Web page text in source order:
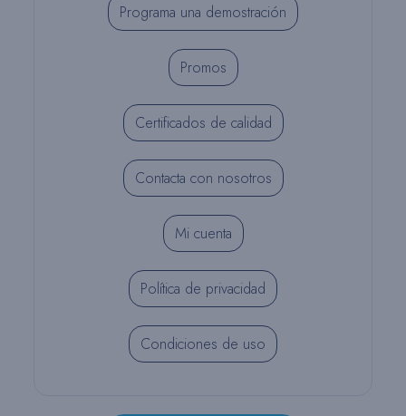
Programa una demostración
Promos
Certificados de calidad
Contacta con nosotros
Mi cuenta
Política de privacidad
Condiciones de uso